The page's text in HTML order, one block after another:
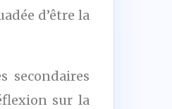
d’être la
secondaires
sur la